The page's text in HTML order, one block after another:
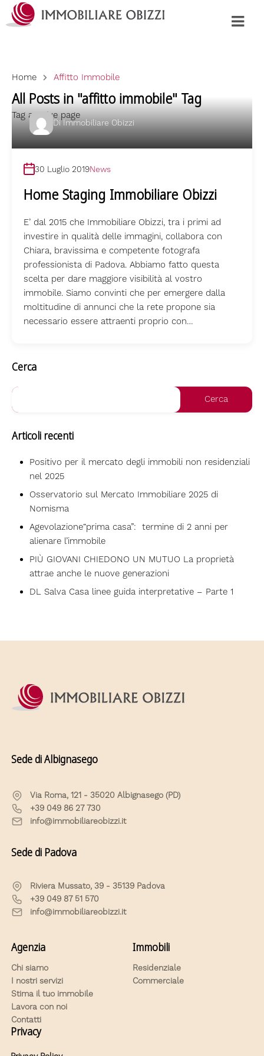
Home Affitto Immobile
All Posts in "affitto immobile" Tag
Tag archive page
Di Immobiliare Obizzi
30 Luglio 2019News
Home Staging Immobiliare Obizzi
E’ dal 2015 che Immobiliare Obizzi, tra i primi ad
investire in qualità delle immagini, collabora con
Chiara, bravissima e competente fotografa
professionista di Padova. Abbiamo fatto questa
scelta per dare maggiore visibilità al vostro
immobile. Siamo convinti che per emergere dalla
moltitudine di annunci che la rete propone sia
necessario essere attraenti proprio con…
Cerca
Articoli recenti
Positivo per il mercato degli immobili non residenziali
nel 2025
Osservatorio sul Mercato Immobiliare 2025 di
Nomisma
Agevolazione“prima casa”: termine di 2 anni per
alienare l’immobile
PIÙ GIOVANI CHIEDONO UN MUTUO La proprietà
attrae anche le nuove generazioni
DL Salva Casa linee guida interpretative – Parte 1
Sede di Albignasego
Via Roma, 121 - 35020 Albignasego (PD)
+39 049 86 27 730
info@immobiliareobizzi.it
Sede di Padova
Riviera Mussato, 39 - 35139 Padova
+39 049 87 51 570
info@immobiliareobizzi.it
Agenzia
Chi siamo
I nostri servizi
Stima il tuo immobile
Lavora con noi
Contatti
Immobili
Residenziale
Commerciale
Privacy